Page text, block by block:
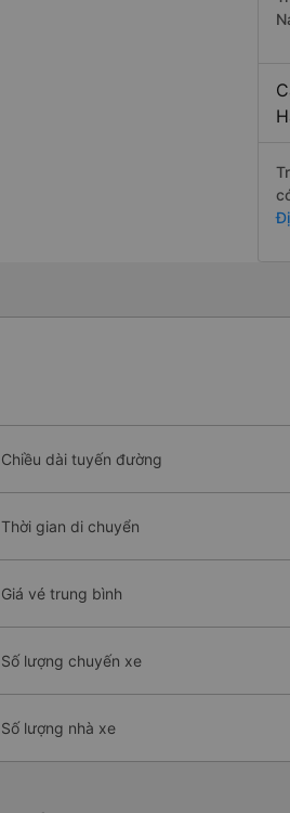
Chiều dài tuyến đường
Thời gian di chuyển
Giá vé trung bình
Số lượng chuyến xe
Số lượng nhà xe